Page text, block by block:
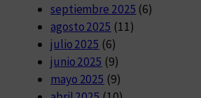
septiembre 2025 (6)
agosto 2025 (11)
julio 2025 (6)
junio 2025 (9)
mayo 2025 (9)